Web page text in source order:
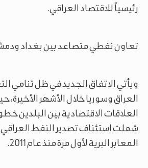
رئيسياً للاقتصاد العراقي.
تعاون نفطي متصاعد بين بغداد
ويأتي الاتفاق الجديد في ظل تنامي
العراق وسوريا خلال الأشهر
العلاقات الاقتصادية بين البلدين
شملت استئناف تصدير النفط العراقي
المعابر البرية لأول مرة منذ عام 2011.